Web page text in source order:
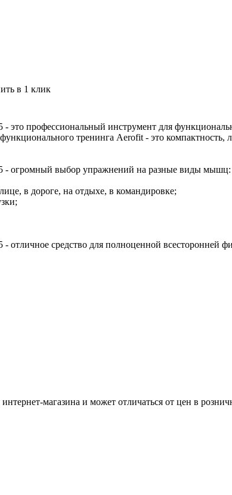
в 1 клик
профессиональный инструмент для
тренинга Aerofit - это компактность,
- огромный выбор упражнений на разные виды мышц:
в дороге, на отдыхе, в командировке;
средство для полноценной всесторонней
магазина и может отличаться от цен в